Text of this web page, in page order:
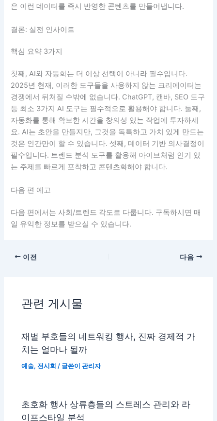
은 이런 데이터를 즉시 반영한 콘텐츠를 만들어냅니다.
결론: 실전 인사이트
핵심 요약 3가지
첫째, AI와 자동화는 더 이상 선택이 아니라 필수입니다.
2025년 현재, 이러한 도구들을 사용하지 않는 크리에이터는
경쟁에서 뒤처질 수밖에 없습니다. ChatGPT, 캔바, SEO 도구
등 최소 3가지 AI 도구는 필수적으로 활용해야 합니다. 둘째,
자동화를 통해 확보한 시간을 창의성 있는 작업에 투자하세
요. AI는 초안을 만들지만, 그것을 독특하고 가치 있게 만드는
것은 인간만이 할 수 있습니다. 셋째, 데이터 기반 의사결정이
필수입니다. 트렌드 분석 도구를 활용해 아이브처럼 인기 있
는 주제를 빠르게 포착하고 콘텐츠화해야 합니다.
다음 편 예고
다음 편에서는 사회/트렌드 각도로 다룹니다. 구독하시면 매
일 유익한 정보를 받으실 수 있습니다.
이전 다음
관련 게시물
재벌 부호들의 네트워킹 행사, 진짜 경제적 가
치는 얼마나 될까
예술, 전시회 / 글쓴이관리자
초호화 행사 상류층들의 스트레스 관리와 라
이프스타일 분석